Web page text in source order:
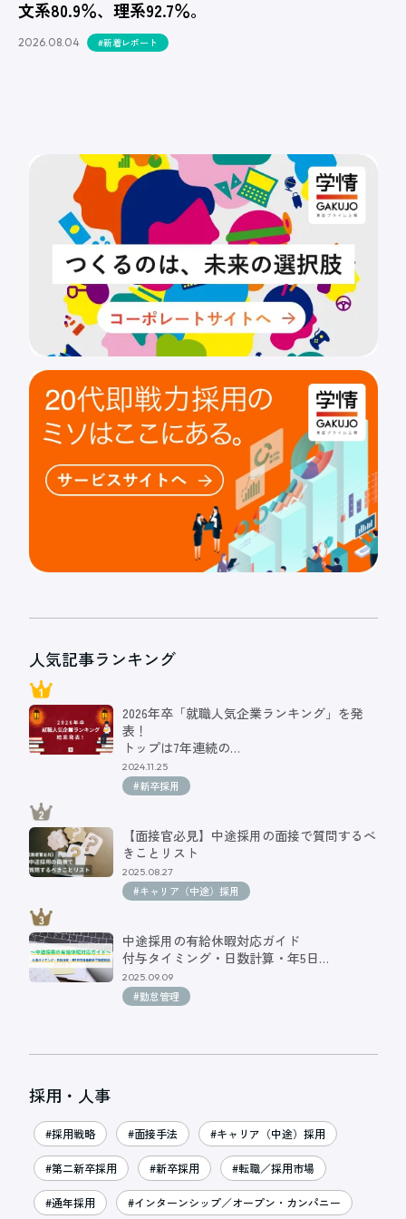
文系80.9％、理系92.7％。
2026.08.04 #新着レポート
人気記事ランキング
2026年卒「就職人気企業ランキング」を発
表！
トップは7年連続の…
2024.11.25
#新卒採用
【面接官必見】中途採用の面接で質問するべ
きことリスト
2025.08.27
#キャリア（中途）採用
中途採用の有給休暇対応ガイド
付与タイミング・日数計算・年5日…
2025.09.09
#勤怠管理
採用・人事
#採用戦略 #面接手法 #キャリア（中途）採用
#第二新卒採用 #新卒採用 #転職／採用市場
#通年採用 #インターンシップ／オープン・カンパニー